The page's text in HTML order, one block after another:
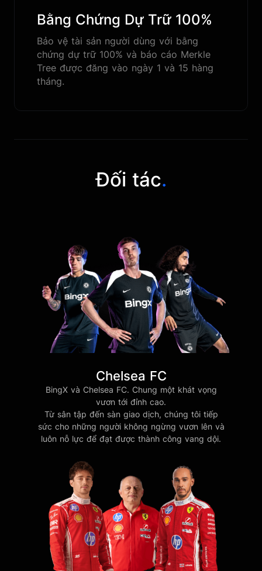
Bằng Chứng Dự Trữ 100%
Bảo vệ tài sản người dùng với bằng
chứng dự trữ 100% và báo cáo Merkle
Tree được đăng vào ngày 1 và 15 hàng
tháng.
Đối tác.
Chelsea FC
BingX và Chelsea FC. Chung một khát vọng
vươn tới đỉnh cao.
Từ sân tập đến sàn giao dịch, chúng tôi tiếp
sức cho những người không ngừng vươn lên và
luôn nỗ lực để đạt được thành công vang dội.